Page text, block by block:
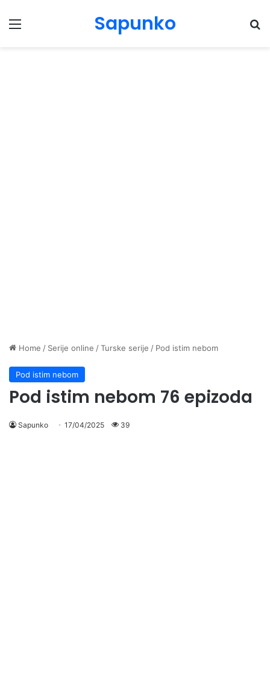
Menu Sapunko
Home / Serije online /Turske serije / Pod istim nebom
Pod istim nebom
Pod istim nebom 76 epizoda
Sapunko 17/04/2025 39